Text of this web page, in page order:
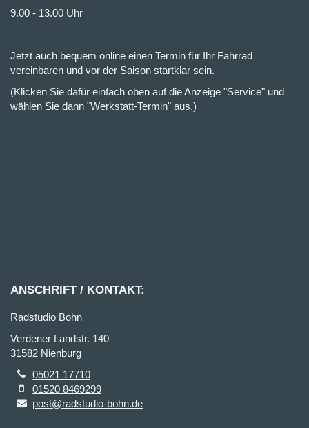
9.00 - 13.00 Uhr
Jetzt auch bequem online einen Termin für Ihr Fahrrad
vereinbaren und vor der Saison startklar sein.
(Klicken Sie dafür einfach oben auf die Anzeige "Service" und
wählen Sie dann "Werkstatt-Termin" aus.)
ANSCHRIFT / KONTAKT:
Radstudio Bohn
Verdener Landstr. 140
31582 Nienburg
05021 17710
01520 8469299
post@radstudio-bohn.de